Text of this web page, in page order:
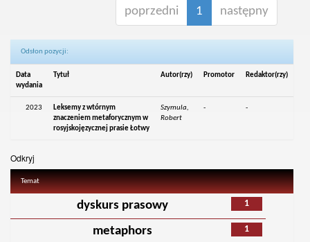
poprzedni 1 następny
Odsłon pozycji:
Data
wydania
Tytuł Autor(rzy) Promotor Redaktor(rzy)
2023
Leksemy z wtórnym
znaczeniem metaforycznym w
rosyjskojęzycznej prasie Łotwy
Szymula,
Robert
- -
Odkryj
Temat
1
dyskurs prasowy
1
metaphors